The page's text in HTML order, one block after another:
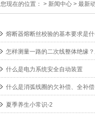
熔断器熔断丝校验的基本要求是
怎样测量一路的二次线整体绝缘
什么是电力系统安全自动装置
什么是消弧线圈的欠补偿、全补
夏季养生小常识-2
您现在的位置： > 新闻中心 > 最新